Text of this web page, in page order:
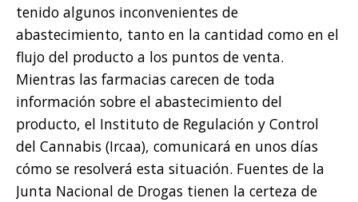
tenido algunos inconvenientes de
abastecimiento, tanto en la cantidad como en el
flujo del producto a los puntos de venta.
Mientras las farmacias carecen de toda
información sobre el abastecimiento del
producto, el Instituto de Regulación y Control
del Cannabis (Ircaa), comunicará en unos días
cómo se resolverá esta situación. Fuentes de la
Junta Nacional de Drogas tienen la certeza de